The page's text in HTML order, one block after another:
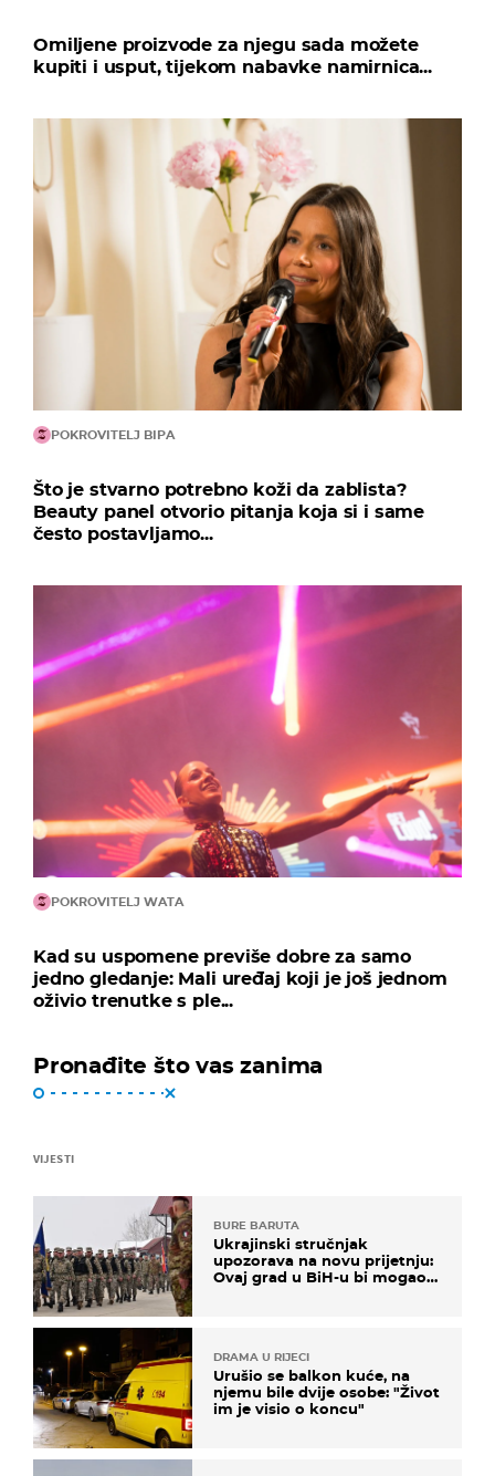
Omiljene proizvode za njegu sada možete
kupiti i usput, tijekom nabavke namirnica...
POKROVITELJ BIPA
Što je stvarno potrebno koži da zablista?
Beauty panel otvorio pitanja koja si i same
često postavljamo...
POKROVITELJ WATA
Kad su uspomene previše dobre za samo
jedno gledanje: Mali uređaj koji je još jednom
oživio trenutke s ple...
Pronađite što vas zanima
VIJESTI
BURE BARUTA
Ukrajinski stručnjak
upozorava na novu prijetnju:
Ovaj grad u BiH-u bi mogao
DRAMA U RIJECI
Urušio se balkon kuće, na
njemu bile dvije osobe: "Život
im je visio o koncu"